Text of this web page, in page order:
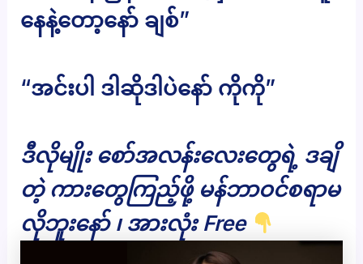
နေနဲ့တော့နော် ချစ်”
“အင်းပါ ဒါဆိုဒါပဲနော် ကိုကို”
ဒီလိုမျိုး စော်အလန်းလေးတွေရဲ့ ဒချိ
တဲ့ ကားတွေကြည့်ဖို့ မန်ဘာဝင်စရာမ
လိုဘူးနော် ၊ အားလုံး Free